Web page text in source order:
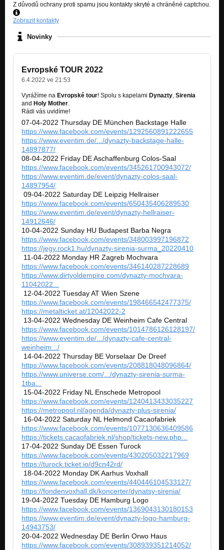
The Light Within
The City of Winds
The Light Within
The Selkie (Kópakonan)
Like The River Flows - Live in Budapest
Nezařazeno
Z důvodů ochrany proti spamu jsou kontakty skryté a chráněné captchou.
Zobrazit kontakty
Novinky
Evropské TOUR 2022
6.4.2022 ve 21:53
Vyrážíme na Evropské tour! Spolu s kapelami Dynazty, Sirenia
and Holy Mother.
Rádi vás uvidíme!
07-04-2022 Thursday DE München Backstage Halle
https://www.facebook.com/events/1292560891222655
https://www.eventim.de/.../dynazty-backstage-halle-
14897877/
08-04-2022 Friday DE Aschaffenburg Colos-Saal
https://www.facebook.com/events/345261700943072/
https://www.eventim.de/event/dynazty-colos-saal-
14897954/
09-04-2022 Saturday DE Leipzig Hellraiser
https://www.facebook.com/events/650435406289530
https://www.eventim.de/event/dynazty-hellraiser-
14912646/
10-04-2022 Sunday HU Budapest Barba Negra
https://www.facebook.com/events/348003997196872
https://jegy.rock1.hu/dynazty-sirenia-surma_20220410
11-04-2022 Monday HR Zagreb Mochvara
https://www.facebook.com/events/346140287228689
https://www.dirtyoldempire.com/dynazty-mochvara-
11042022...
12-04-2022 Tuesday AT Wien Szene
https://www.facebook.com/events/198466542477375/
https://metalticket.at/12042022-2
13-04-2022 Wednesday DE Weinheim Cafe Central
https://www.facebook.com/events/1014786126128197/
https://www.eventim.de/.../dynazty-cafe-central-
weinheim.../
14-04-2022 Thursday BE Vorselaar De Dreef
https://www.facebook.com/events/208818048096864/
https://www.universe.com/.../dynazty-sirenia-surma-
1tba...
15-04-2022 Friday NL Enschede Metropool
https://www.facebook.com/events/1240413433035227
https://metropool.nl/agenda/dynazty-plus-sirenia/
16-04-2022 Saturday NL Helmond Cacaofabriek
https://www.facebook.com/events/1077130636409586
https://tickets.cacaofabriek.nl/shop/tickets-new.php...
17-04-2022 Sunday DE Essen Turock
https://www.facebook.com/events/430205032217969
https://turock.ticket.io/d9cn42rd/
18-04-2022 Monday DK Aarhus Voxhall
https://www.facebook.com/events/440446104533127/
https://fondenvoxhall.dk/koncerter/dynatsy-sirenia/
19-04-2022 Tuesday DE Hamburg Logo
https://www.facebook.com/events/1369043130180153
https://www.eventim.de/event/dynazty-logo-hamburg-
14943753/
20-04-2022 Wednesday DE Berlin Orwo Haus
https://www.facebook.com/events/308939351214052/